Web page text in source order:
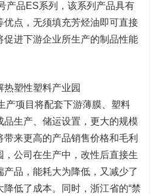
产品ES系列，该系列产品具有
点，无须填充芳烃油即可直接
促进下游企业所生产的制品性能
塑性塑料产业园
产项目将配套下游薄膜、塑料
生产、储运设置，更大的规模
来更高的产品销售价格和毛利
公司在生产中，改性后直接生
品，能耗大为降低，又减少了
低了成本。同时，浙江省的“禁